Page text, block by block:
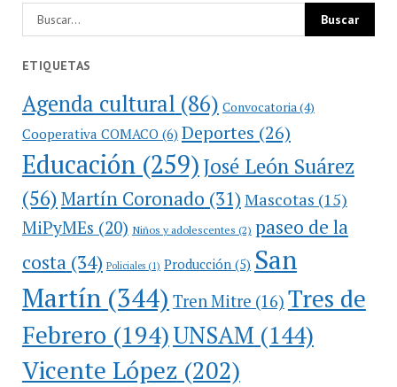
ETIQUETAS
Agenda cultural (86) Convocatoria (4)
Cooperativa COMACO(6) Deportes (26)
Educación(259)José León Suárez
(56)Martín Coronado (31) Mascotas (15)
MiPyMEs (20) Niños y adolescentes (2) paseo de la
costa(34) Policiales(1) Producción(5) San
Martín(344) Tren Mitre (16) Tres de
Febrero (194)UNSAM (144)
Vicente López (202)